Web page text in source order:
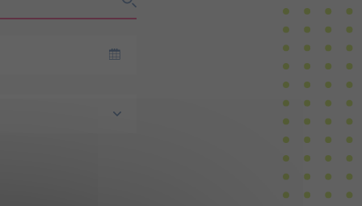
(2ème RMAT)